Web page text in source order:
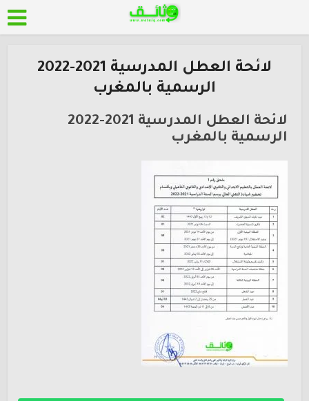
لائحة العطل المدرسية 2021-2022
الرسمية بالمغرب
لائحة العطل المدرسية 2021-2022
الرسمية بالمغرب